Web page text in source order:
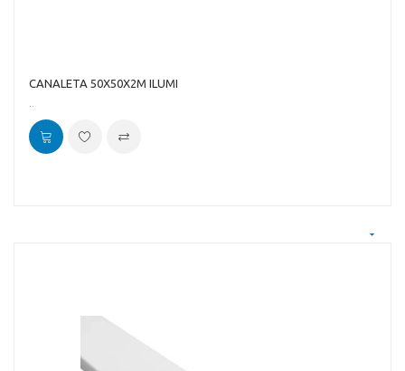
CANALETA 50X50X2M ILUMI